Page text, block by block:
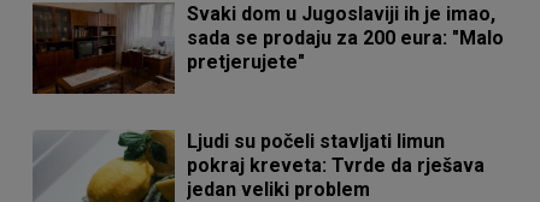
Svaki dom u Jugoslaviji ih je imao,
sada se prodaju za 200 eura: "Malo
pretjerujete"
Ljudi su počeli stavljati limun
pokraj kreveta: Tvrde da rješava
jedan veliki problem